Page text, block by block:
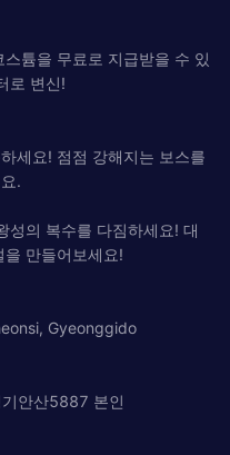
튬을 무료로 지급받을 수 있
로 변신!
세요! 점점 강해지는 보스를
.
성의 복수를 다짐하세요! 대
만들어보세요!
Gyeonggido
안산5887 본인